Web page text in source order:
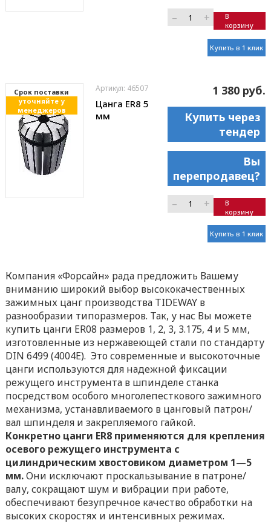
– +
В
корзину
Купить в 1 клик
Cрок поставки
уточняйте у
менеджеров
Артикул: 46507
Цанга ER8 5
мм
1 380 руб.
Купить через
тендер
Вы
перепродавец?
– +
В
корзину
Купить в 1 клик
Компания «Форсайн» рада предложить Вашему
вниманию широкий выбор высококачественных
зажимных цанг производства TIDEWAY в
разнообразии типоразмеров. Так, у нас Вы можете
купить цанги ER08 размеров 1, 2, 3, 3.175, 4 и 5 мм,
изготовленные из нержавеющей стали по стандарту
DIN 6499 (4004E). Это современные и высокоточные
цанги используются для надежной фиксации
режущего инструмента в шпинделе станка
посредством особого многолепесткового зажимного
механизма, устанавливаемого в цанговый патрон/
вал шпинделя и закрепляемого гайкой.
Конкретно цанги ER8 применяются для крепления
осевого режущего инструмента с
цилиндрическим хвостовиком диаметром 1—5
мм.Они исключают проскальзывание в патроне/
валу, сокращают шум и вибрации при работе,
обеспечивают безупречное качество обработки на
высоких скоростях и интенсивных режимах.